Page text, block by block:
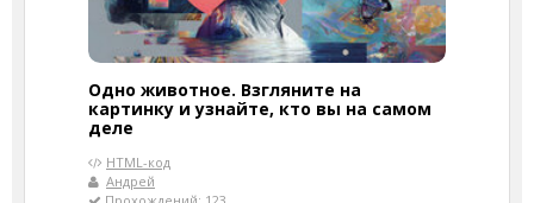
Одно животное. Взгляните на
картинку и узнайте, кто вы на самом
деле
HTML-код
Андрей